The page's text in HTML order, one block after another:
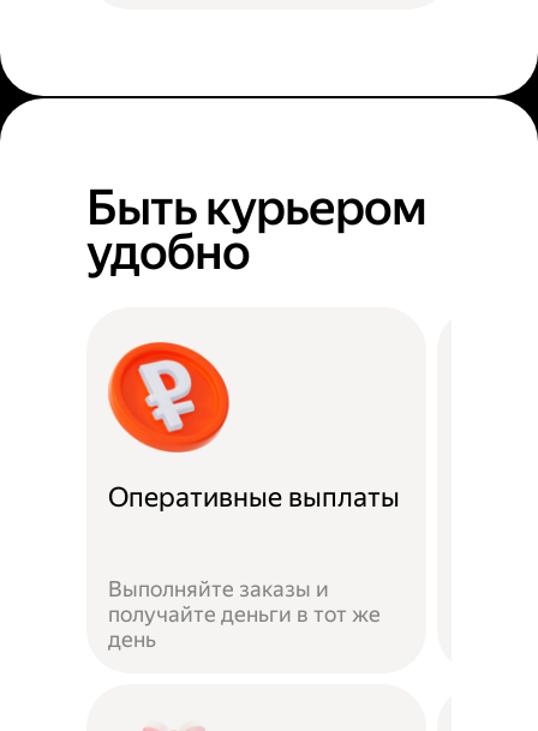
Быть курьером
удобно
Оперативные выплаты
Выполняйте заказы и
получайте деньги в тот же
день